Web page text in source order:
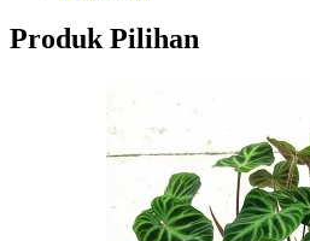
Produk Pilihan